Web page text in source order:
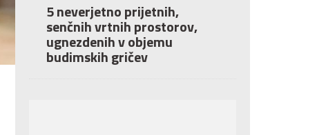
5 neverjetno prijetnih,
senčnih vrtnih prostorov,
ugnezdenih v objemu
budimskih gričev